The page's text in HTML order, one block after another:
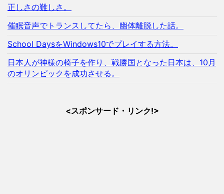
正しさの難しさ。
催眠音声でトランスしてたら、幽体離脱した話。
School DaysをWindows10でプレイする方法。
日本人が神様の椅子を作り、戦勝国となった日本は、10月
のオリンピックを成功させる。
<スポンサード・リンク!>